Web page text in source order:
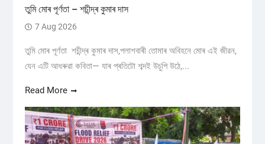
তুমি মোৰ পূৰ্ণতা – শচীন্দ্ৰ কুমাৰ দাস
7 Aug 2026
তুমি মোৰ পূৰ্ণতা শচীন্দ্ৰ কুমাৰ দাস,পলাশবাৰী তোমাৰ অবিহনে মোৰ এই জীৱন,
যেন এটি আধৰুৱা কবিতা— যাৰ প্ৰতিটো শব্দই উচুপি উঠে,...
Read More